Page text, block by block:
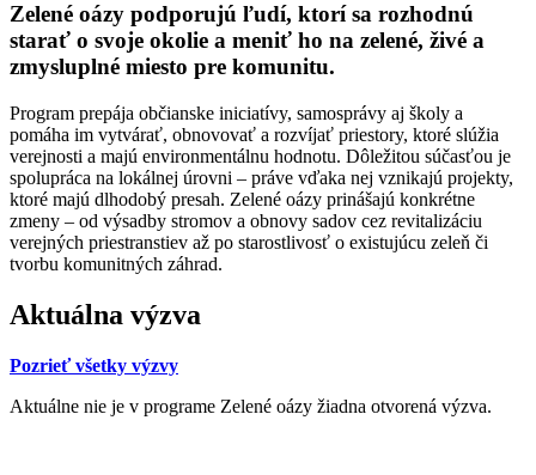
Zelené oázy podporujú ľudí, ktorí sa rozhodnú
starať o svoje okolie a meniť ho na zelené, živé a
zmysluplné miesto pre komunitu.
Program prepája občianske iniciatívy, samosprávy aj školy a
pomáha im vytvárať, obnovovať a rozvíjať priestory, ktoré slúžia
verejnosti a majú environmentálnu hodnotu. Dôležitou súčasťou je
spolupráca na lokálnej úrovni – práve vďaka nej vznikajú projekty,
ktoré majú dlhodobý presah. Zelené oázy prinášajú konkrétne
zmeny – od výsadby stromov a obnovy sadov cez revitalizáciu
verejných priestranstiev až po starostlivosť o existujúcu zeleň či
tvorbu komunitných záhrad.
Aktuálna výzva
Pozrieť všetky výzvy
Aktuálne nie je v programe Zelené oázy žiadna otvorená výzva.